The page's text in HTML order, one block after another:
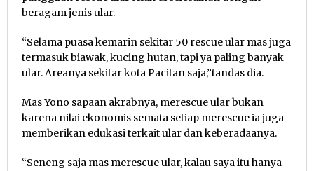
beragam jenis ular.
“Selama puasa kemarin sekitar 50 rescue ular mas juga
termasuk biawak, kucing hutan, tapi ya paling banyak
ular. Areanya sekitar kota Pacitan saja,”tandas dia.
Mas Yono sapaan akrabnya, merescue ular bukan
karena nilai ekonomis semata setiap merescue ia juga
memberikan edukasi terkait ular dan keberadaanya.
“Seneng saja mas merescue ular, kalau saya itu hanya